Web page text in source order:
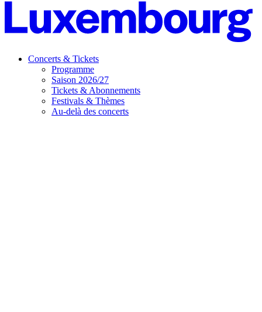
Concerts & Tickets
Programme
Saison 2026/27
Tickets & Abonnements
Festivals & Thèmes
Au-delà des concerts